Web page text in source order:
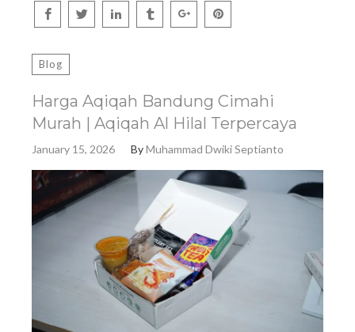
Blog
Harga Aqiqah Bandung Cimahi
Murah | Aqiqah Al Hilal Terpercaya
January 15, 2026 ByMuhammad Dwiki Septianto